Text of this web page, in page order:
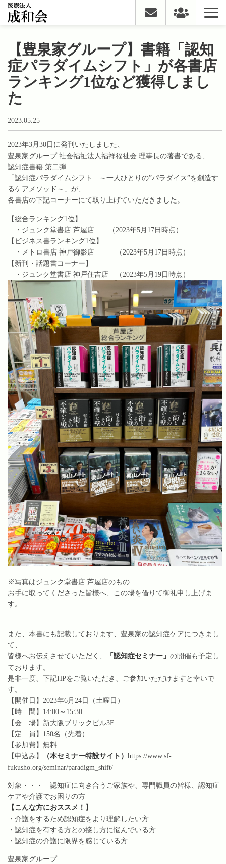
【豊泉家グループ】書籍「認知
症パラダイムシフト」が各書店
ランキング1位など獲得しまし
た
2023.05.25
2023年3月30日に発刊いたしました、
豊泉家グループ 社会福祉法人福祥福祉会 理事長の著書である、
認知症書籍 第二弾
「認知症パラダイムシフト ～一人ひとりの”パラダイス”を創造す
るケアメソッド～」が、
各書店の下記コーナーにて取り上げていただきました。
【総合ランキング1位】
・ジュンク堂書店 芦屋店 （2023年5月17日時点）
【ビジネス書ランキング1位】
・メトロ書店 神戸御影店 （2023年5月17日時点）
【新刊・話題書コーナー】
・ジュンク堂書店 神戸住吉店 （2023年5月19日時点）
※写真はジュンク堂書店 芦屋店のもの
お手に取ってくださった皆様へ、この場を借りて御礼申し上げま
す。
また、本書にも記載しております、豊泉家の認知症ケアにつきまし
て、
皆様へお伝えさせていただく、
「認知症セミナー」 の開催も予定し
ております。
是非一度、下記HPをご覧いただき、ご参加いただけますと幸いで
す。
【開催日】2023年6月24日（土曜日）
【時 間】14:00～15:30
【会 場】新大阪ブリックビル3F
【定 員】150名（先着）
【参加費】無料
【申込み】
（本セミナー特設サイト） https://www.sf-
fukusho.org/seminar/paradigm_shift/
対象・・・ 認知症に向き合うご家族や、専門職員の皆様、認知症
ケアや介護でお困りの方
【こんな方におススメ！】
・介護をするため認知症をより理解したい方
・認知症を有する方との接し方に悩んでいる方
・認知症の介護に限界を感じている方
豊泉家グループ